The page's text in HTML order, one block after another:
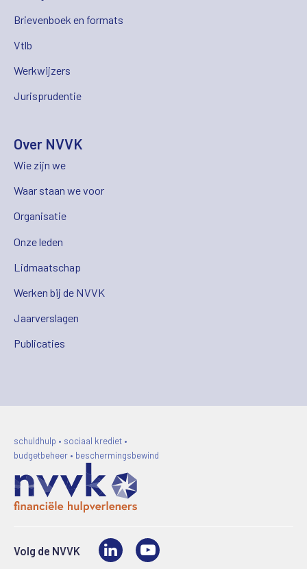
Brievenboek en formats
Vtlb
Werkwijzers
Jurisprudentie
Over NVVK
Wie zijn we
Waar staan we voor
Organisatie
Onze leden
Lidmaatschap
Werken bij de NVVK
Jaarverslagen
Publicaties
schuldhulp • sociaal krediet •
budgetbeheer • beschermingsbewind
Volg de NVVK LinkedIn